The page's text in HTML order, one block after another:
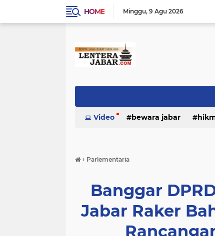
HOME Minggu 9 Agu 2026
Video bewara jabar
› Parlementaria
Banggar
Jabar Raker